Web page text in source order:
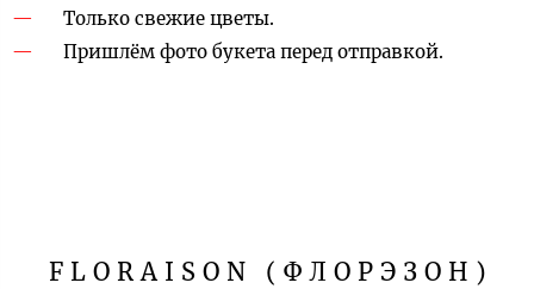
Только свежие цветы.
Пришлём фото букета перед отправкой.
FLORAISON (ФЛОРЭЗОН)